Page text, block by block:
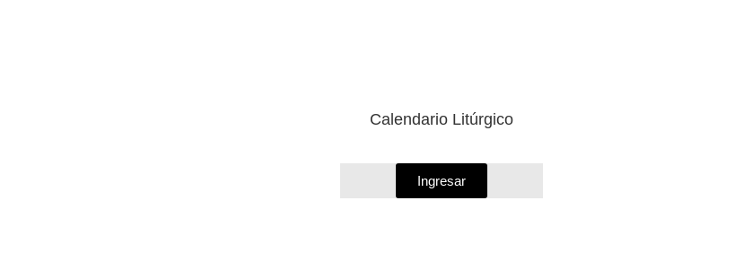
Calendario Litúrgico
Ingresar